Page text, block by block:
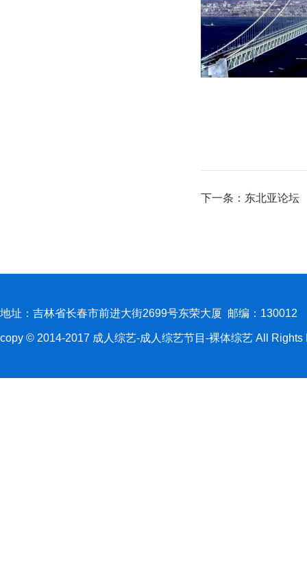
下一条： 东北亚论坛
地址：吉林省长春市前进大街2699号东荣大厦 邮编：130012
copy © 2014-2017 成人综艺-成人综艺节目-裸体综艺 All Rights